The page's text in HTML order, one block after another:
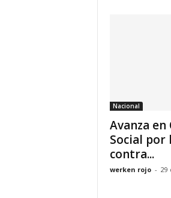
Nacional
Avanza
Social por
contra...
werken rojo - 29